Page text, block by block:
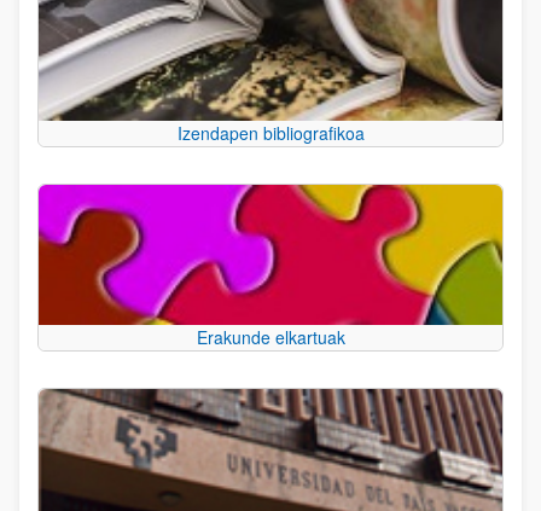
Izendapen bibliografikoa
Erakunde elkartuak